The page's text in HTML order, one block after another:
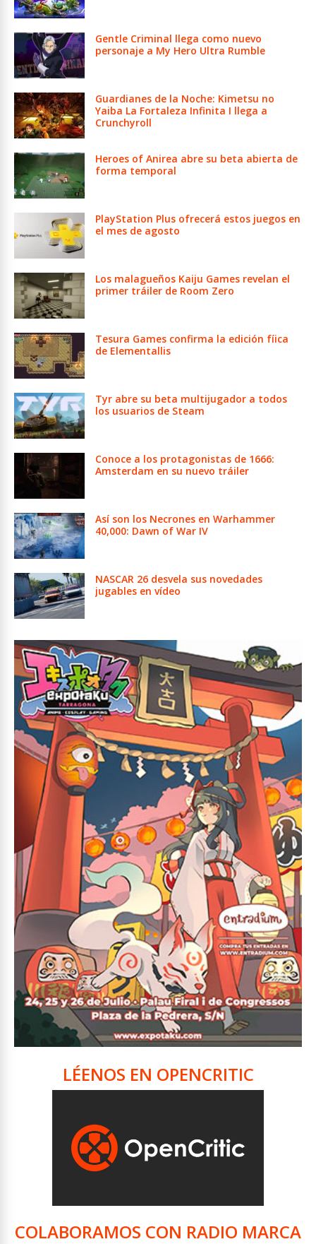
Gentle Criminal llega como nuevo
personaje a My Hero Ultra Rumble
Guardianes de la Noche: Kimetsu no
Yaiba La Fortaleza Infinita I llega a
Crunchyroll
Heroes of Anirea abre su beta abierta de
forma temporal
PlayStation Plus ofrecerá estos juegos en
el mes de agosto
Los malagueños Kaiju Games revelan el
primer tráiler de Room Zero
Tesura Games confirma la edición fíica
de Elementallis
Tyr abre su beta multijugador a todos
los usuarios de Steam
Conoce a los protagonistas de 1666:
Amsterdam en su nuevo tráiler
Así son los Necrones en Warhammer
40,000: Dawn of War IV
NASCAR 26 desvela sus novedades
jugables en vídeo
LÉENOS EN OPENCRITIC
COLABORAMOS CON RADIO MARCA